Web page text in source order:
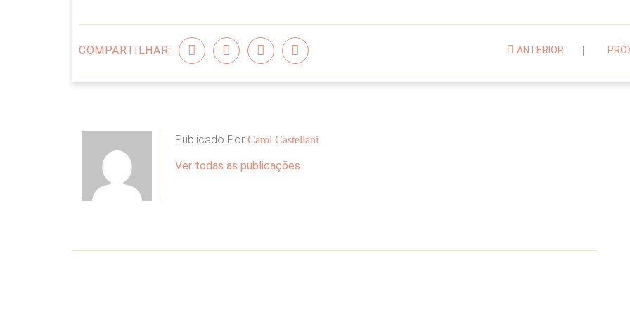
COMPARTILHAR: ANTERIOR
Publicado Por Carol Castellani
Ver todas as publicações